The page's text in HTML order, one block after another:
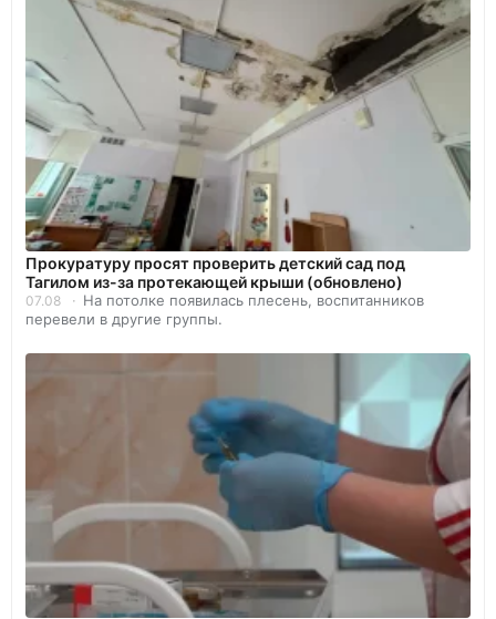
Прокуратуру просят проверить детский сад под
Тагилом из-за протекающей крыши (обновлено)
07.08
На потолке появилась плесень, воспитанников
перевели в другие группы.